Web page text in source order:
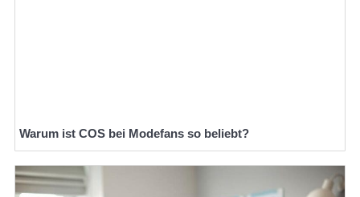
Warum ist COS bei Modefans so beliebt?